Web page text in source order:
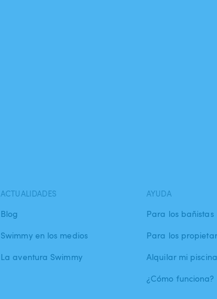
ACTUALIDADES
Blog
Swimmy en los medios
La aventura Swimmy
AYUDA
Para los bañistas
Para los
Alquilar mi piscina
¿Cómo funciona?